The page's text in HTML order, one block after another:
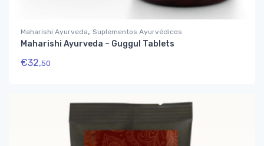
Maharishi Ayurveda, Suplementos Ayurvédicos
Maharishi Ayurveda – Guggul Tablets
€32,50